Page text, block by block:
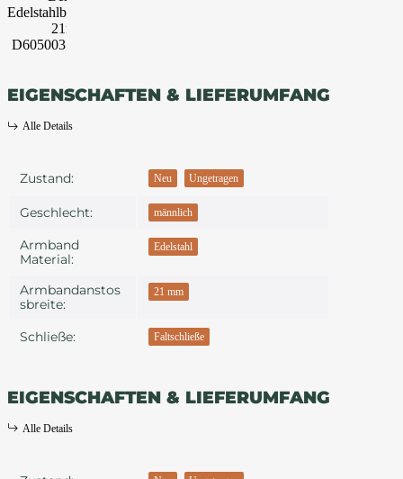
EIGENSCHAFTEN & LIEFERUMFANG
Alle Details
Produkteigenschaft
Wert
Zustand: Neu Ungetragen
Geschlecht: männlich
Armband
Material:
Edelstahl
Armbandanstos
Sbreite:
21 mm
Schließe: Faltschließe
EIGENSCHAFTEN & LIEFERUMFANG
Alle Details